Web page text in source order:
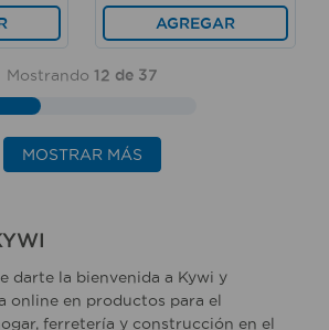
AGREGAR
Mostrando 12 de 37
MOSTRAR MÁS
darte la bienvenida a Kywi y
online en productos para el
ferretería y construcción en el